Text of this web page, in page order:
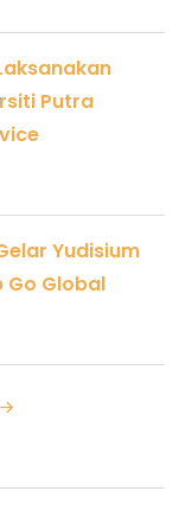
Putra
Yudisium
Go Global